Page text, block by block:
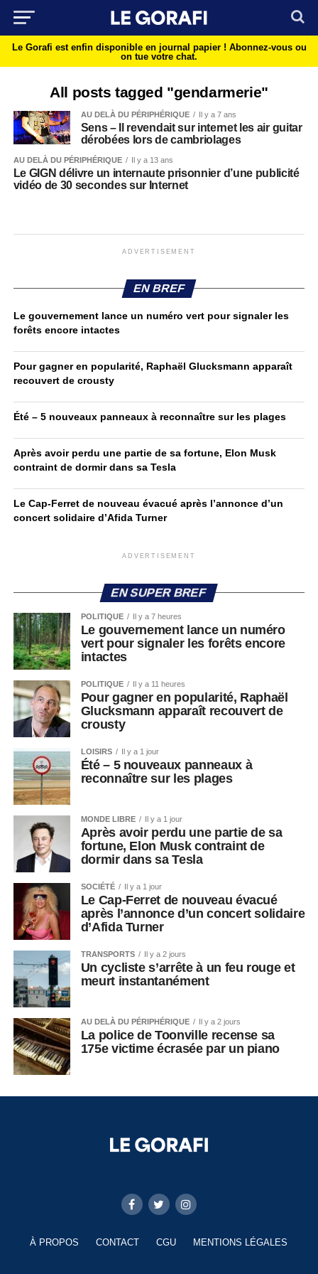
Le Gorafi est enfin disponible en journal papier ! Abonnez-vous ou
on tue votre chat.
All posts tagged "gendarmerie"
AU DELÀ DU PÉRIPHÉRIQUE Il y a 7 ans
Sens – Il revendait sur internet les air guitar
dérobées lors de cambriolages
AU DELÀ DU PÉRIPHÉRIQUE Il y a 13 ans
Le GIGN délivre un internaute prisonnier d’une publicité
vidéo de 30 secondes sur Internet
ADVERTISEMENT
EN BREF
Le gouvernement lance un numéro vert pour signaler les
forêts encore intactes
Pour gagner en popularité, Raphaël Glucksmann apparaît
recouvert de crousty
Été – 5 nouveaux panneaux à reconnaître sur les plages
Après avoir perdu une partie de sa fortune, Elon Musk
contraint de dormir dans sa Tesla
Le Cap-Ferret de nouveau évacué après l’annonce d’un
concert solidaire d’Afida Turner
ADVERTISEMENT
EN SUPER BREF
POLITIQUE Il y a 7 heures
Le gouvernement lance un numéro
vert pour signaler les forêts encore
intactes
POLITIQUE Il y a 11 heures
Pour gagner en popularité, Raphaël
Glucksmann apparaît recouvert de
crousty
LOISIRS Il y a 1 jour
Été – 5 nouveaux panneaux à
reconnaître sur les plages
MONDE LIBRE Il y a 1 jour
Après avoir perdu une partie de sa
fortune, Elon Musk contraint de
dormir dans sa Tesla
SOCIÉTÉ Il y a 1 jour
Le Cap-Ferret de nouveau évacué
après l’annonce d’un concert solidaire
d’Afida Turner
TRANSPORTS Il y a 2 jours
Un cycliste s’arrête à un feu rouge et
meurt instantanément
AU DELÀ DU PÉRIPHÉRIQUE Il y a 2 jours
La police de Toonville recense sa
175e victime écrasée par un piano
À PROPOS CONTACT CGU MENTIONS LÉGALES